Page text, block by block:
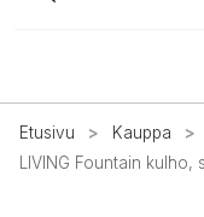
Etusivu > Kauppa >
LIVING Fountain kulho,